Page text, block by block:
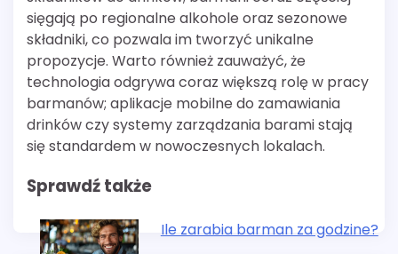
sięgają po regionalne alkohole oraz sezonowe
składniki, co pozwala im tworzyć unikalne
propozycje. Warto również zauważyć, że
technologia odgrywa coraz większą rolę w pracy
barmanów; aplikacje mobilne do zamawiania
drinków czy systemy zarządzania barami stają
się standardem w nowoczesnych lokalach.
Sprawdź także
Ile zarabia barman za godzine?